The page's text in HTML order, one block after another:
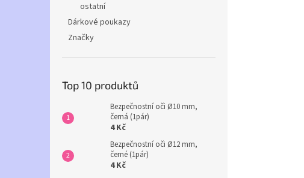
ostatní
Dárkové poukazy
Značky
Top 10 produktů
Bezpečnostní oči Ø10 mm,
černá (1pár)
4 Kč
Bezpečnostní oči Ø12 mm,
černé (1pár)
4 Kč